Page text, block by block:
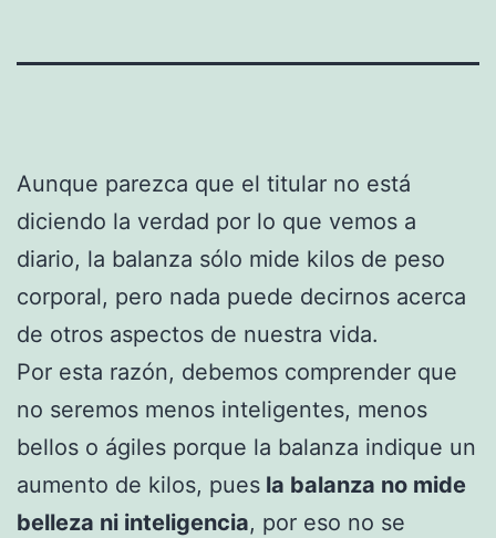
Aunque parezca que el titular no está
diciendo la verdad por lo que vemos a
diario, la balanza sólo mide kilos de peso
corporal, pero nada puede decirnos acerca
de otros aspectos de nuestra vida.
Por esta razón, debemos comprender que
no seremos menos inteligentes, menos
bellos o ágiles porque la balanza indique un
aumento de kilos, pues la balanza no mide
belleza ni inteligencia, por eso no se